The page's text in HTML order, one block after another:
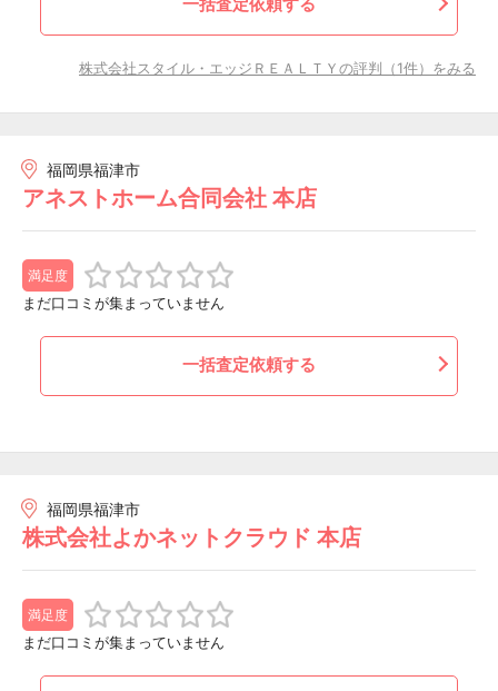
株式会社スタイル・エッジＲＥＡＬＴＹの評判（1件）をみる
福岡県福津市
アネストホーム合同会社 本店
満足度
まだ口コミが集まっていません
一括査定依頼する
福岡県福津市
株式会社よかネットクラウド 本店
満足度
まだ口コミが集まっていません